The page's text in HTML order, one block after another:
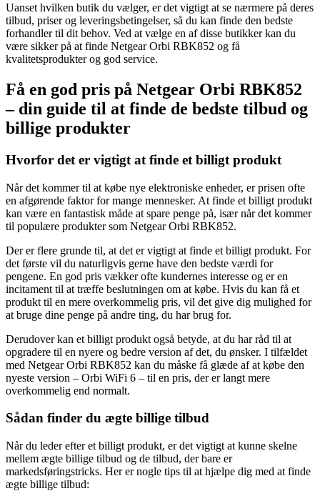
Uanset hvilken butik du vælger, er det vigtigt at se nærmere på deres
tilbud, priser og leveringsbetingelser, så du kan finde den bedste
forhandler til dit behov. Ved at vælge en af ​​disse butikker kan du
være sikker på at finde Netgear Orbi RBK852 og få
kvalitetsprodukter og god service.
Få en god pris på Netgear Orbi RBK852
– din guide til at finde de bedste tilbud og
billige produkter
Hvorfor det er vigtigt at finde et billigt produkt
Når det kommer til at købe nye elektroniske enheder, er prisen ofte
en afgørende faktor for mange mennesker. At finde et billigt produkt
kan være en fantastisk måde at spare penge på, især når det kommer
til populære produkter som Netgear Orbi RBK852.
Der er flere grunde til, at det er vigtigt at finde et billigt produkt. For
det første vil du naturligvis gerne have den bedste værdi for
pengene. En god pris vækker ofte kundernes interesse og er en
incitament til at træffe beslutningen om at købe. Hvis du kan få et
produkt til en mere overkommelig pris, vil det give dig mulighed for
at bruge dine penge på andre ting, du har brug for.
Derudover kan et billigt produkt også betyde, at du har råd til at
opgradere til en nyere og bedre version af det, du ønsker. I tilfældet
med Netgear Orbi RBK852 kan du måske få glæde af at købe den
nyeste version – Orbi WiFi 6 – til en pris, der er langt mere
overkommelig end normalt.
Sådan finder du ægte billige tilbud
Når du leder efter et billigt produkt, er det vigtigt at kunne skelne
mellem ægte billige tilbud og de tilbud, der bare er
markedsføringstricks. Her er nogle tips til at hjælpe dig med at finde
ægte billige tilbud: